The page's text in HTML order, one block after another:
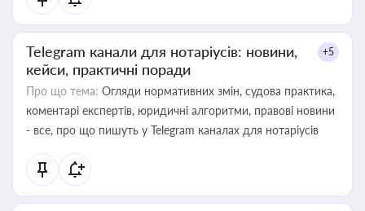
Telegram канали для нотаріусів: новини,
кейси, практичні поради
+5
Про що тема: Огляди нормативних змін, судова практика,
коментарі експертів, юридичні алгоритми, правові новини
- все, про що пишуть у Telegram каналах для нотаріусів